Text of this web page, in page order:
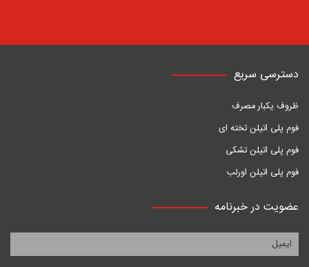
دسترسی سریع
ظروف یکبار مصرف
فوم پلی اتیلن تخته ای
فوم پلی اتیلن تشکی
فوم پلی اتیلن اورلب
عضویت در خبرنامه